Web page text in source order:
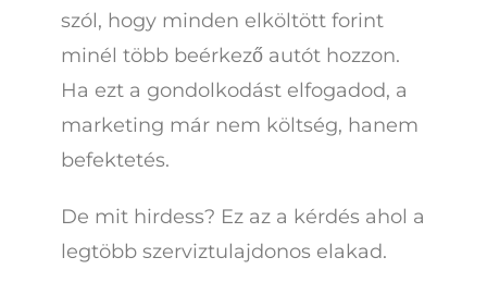
szól, hogy minden elköltött forint
minél több beérkező autót hozzon.
Ha ezt a gondolkodást elfogadod, a
marketing már nem költség, hanem
befektetés.
De mit hirdess? Ez az a kérdés ahol a
legtöbb szerviztulajdonos elakad.